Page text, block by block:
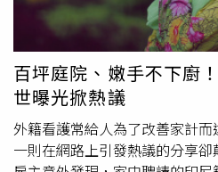
項目；「防止石油公司藉油價
府貪腐」則為負10。隨著食品
民眾對政府改善生活負擔的能力
調查顯示，小馬可仕政府整體施
2022年執政以來最低紀錄。不
社會福利領域仍保有一定支持
得正52的淨滿意度，成為表現
百坪庭院、嫩手不下廚
世曝光掀熱議
外籍看護常給人為了改善家計
一則在網路上引發熱議的分享